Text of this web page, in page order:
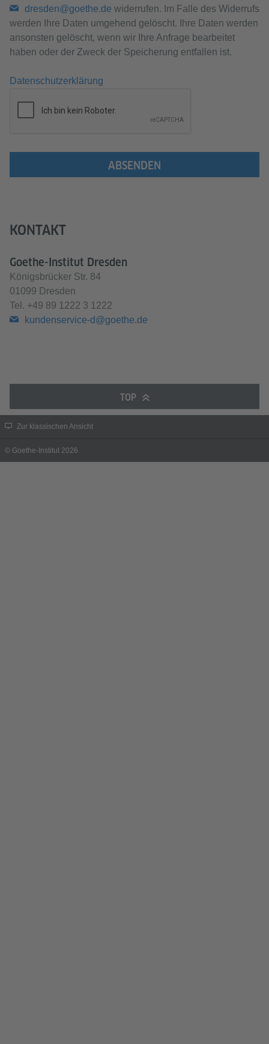
dresden@goethe.de widerrufen. Im Falle des Widerrufs
werden Ihre Daten umgehend gelöscht. Ihre Daten werden
ansonsten gelöscht, wenn wir Ihre Anfrage bearbeitet
haben oder der Zweck der Speicherung entfallen ist.
Datenschutzerklärung
ABSENDEN
KONTAKT
Goethe-Institut Dresden
Königsbrücker Str. 84
01099 Dresden
Tel. +49 89 1222 3 1222
kundenservice-d@goethe.de
TOP
Zur klassischen Ansicht
© Goethe-Institut 2026